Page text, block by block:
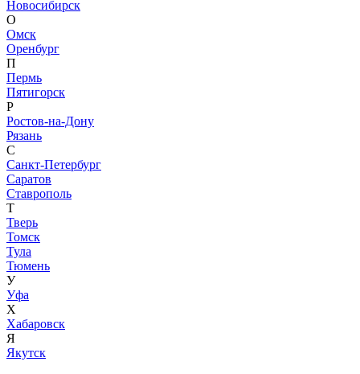
Новосибирск
О
Омск
Оренбург
П
Пермь
Пятигорск
Р
Ростов-на-Дону
Рязань
С
Санкт-Петербург
Саратов
Ставрополь
Т
Тверь
Томск
Тула
Тюмень
У
Уфа
Х
Хабаровск
Я
Якутск